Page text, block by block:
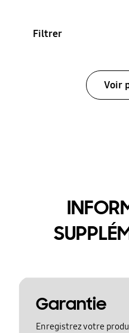
Filtrer
Voir
Garantie
Enregistrez votre